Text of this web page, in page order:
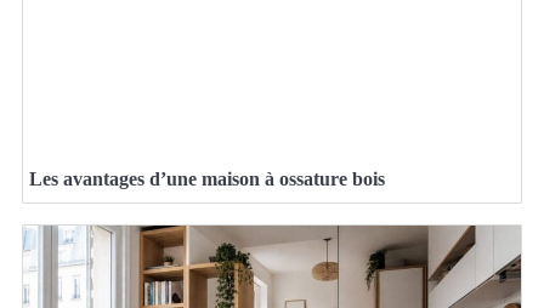
Les avantages d’une maison à ossature bois